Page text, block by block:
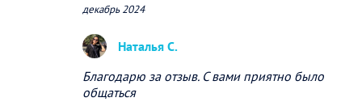
декабрь 2024
Наталья С.
Благодарю за отзыв. С вами приятно было
общаться